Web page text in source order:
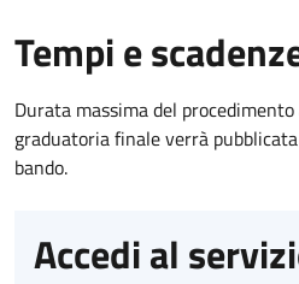
Tempi e
Durata massima del
graduatoria finale verrà
bando.
Accedi al